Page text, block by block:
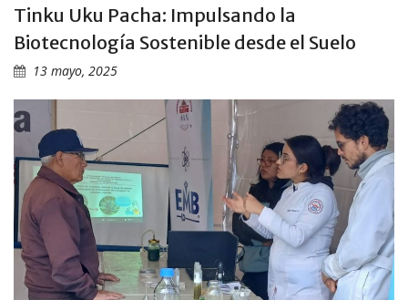
Tinku Uku Pacha: Impulsando la
Biotecnología Sostenible desde el Suelo
13 mayo, 2025